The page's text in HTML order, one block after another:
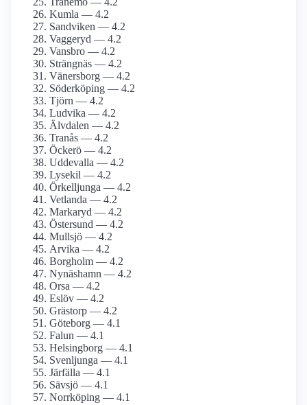
Kumla — 4.2
Sandviken — 4.2
Vaggeryd — 4.2
Vansbro — 4.2
Strängnäs — 4.2
Vänersborg — 4.2
Söderköping — 4.2
Tjörn — 4.2
Ludvika — 4.2
Älvdalen — 4.2
Tranås — 4.2
Öckerö — 4.2
Uddevalla — 4.2
Lysekil — 4.2
Örkelljunga — 4.2
Vetlanda — 4.2
Markaryd — 4.2
Östersund — 4.2
Mullsjö — 4.2
Arvika — 4.2
Borgholm — 4.2
Nynäshamn — 4.2
Orsa — 4.2
Eslöv — 4.2
Grästorp — 4.2
Göteborg — 4.1
Falun — 4.1
Helsingborg — 4.1
Svenljunga — 4.1
Järfälla — 4.1
Sävsjö — 4.1
Norrköping — 4.1